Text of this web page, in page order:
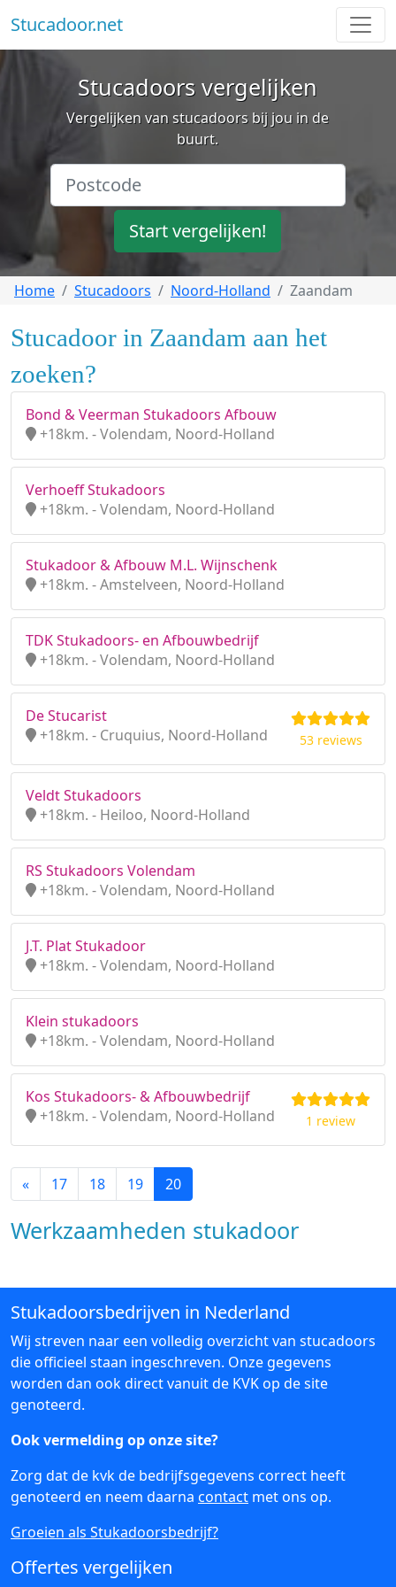
Stucadoor.net
Stucadoors vergelijken
Vergelijken van stucadoors bij jou in de
buurt.
Start vergelijken!
Home Stucadoors Noord-Holland Zaandam
Stucadoor in Zaandam aan het
zoeken?
Bond & Veerman Stukadoors Afbouw
+18km. - Volendam, Noord-Holland
Verhoeff Stukadoors
+18km. - Volendam, Noord-Holland
Stukadoor & Afbouw M.L. Wijnschenk
+18km. - Amstelveen, Noord-Holland
TDK Stukadoors- en Afbouwbedrijf
+18km. - Volendam, Noord-Holland
De Stucarist
+18km. - Cruquius, Noord-Holland
53 reviews
Veldt Stukadoors
+18km. - Heiloo, Noord-Holland
RS Stukadoors Volendam
+18km. - Volendam, Noord-Holland
J.T. Plat Stukadoor
+18km. - Volendam, Noord-Holland
Klein stukadoors
+18km. - Volendam, Noord-Holland
Kos Stukadoors- & Afbouwbedrijf
+18km. - Volendam, Noord-Holland
1 review
« 17 18 19 20
Werkzaamheden stukadoor
Stukadoorsbedrijven in Nederland
Wij streven naar een volledig overzicht van stucadoors
die officieel staan ingeschreven. Onze gegevens
worden dan ook direct vanuit de KVK op de site
genoteerd.
Ook vermelding op onze site?
Zorg dat de kvk de bedrijfsgegevens correct heeft
genoteerd en neem daarna contact met ons op.
Groeien als Stukadoorsbedrijf?
Offertes vergelijken